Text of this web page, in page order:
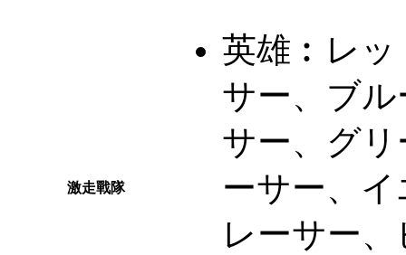
激走戰隊
英雄︰ レ
サー、ブ
サー、グ
ーサー、
レーサー